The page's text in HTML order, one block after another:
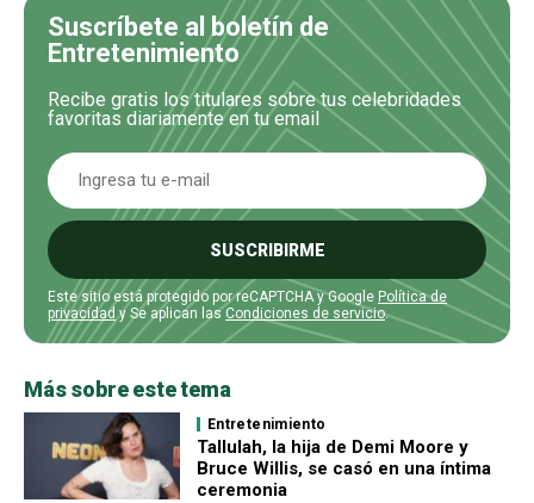
Suscríbete al boletín de
Entretenimiento
Recibe gratis los titulares sobre tus celebridades
favoritas diariamente en tu email
SUSCRIBIRME
Este sitio está protegido por reCAPTCHA y Google Política de
privacidad y Se aplican lasCondiciones de servicio.
Más sobre este tema
Entretenimiento
Tallulah, la hija de Demi Moore y
Bruce Willis, se casó en una íntima
ceremonia